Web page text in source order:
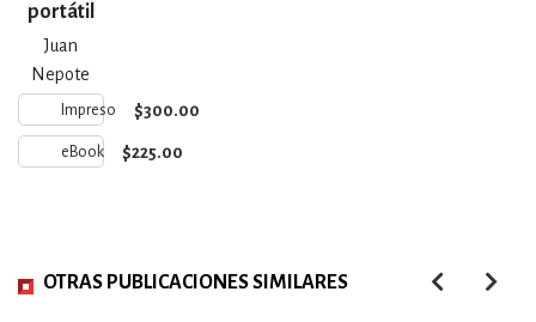
portátil
del
ingenio y
el olvido
Juan
Nepote
Impreso $300.00
eBook $225.00
OTRAS PUBLICACIONES SIMILARES